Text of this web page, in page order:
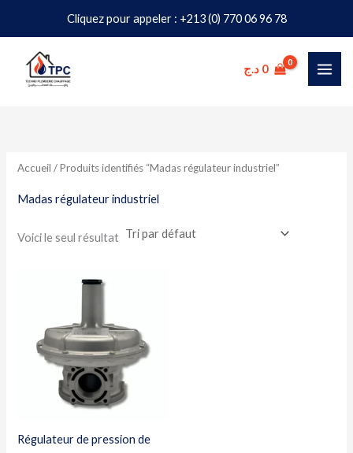
Cliquez pour appeler : +213 (0) 770 06 96 78
contenu
0 د.ج
Accueil / Produits identifiés “Madas régulateur industriel”
Madas régulateur industriel
Voici le seul résultat
Régulateur de pression de